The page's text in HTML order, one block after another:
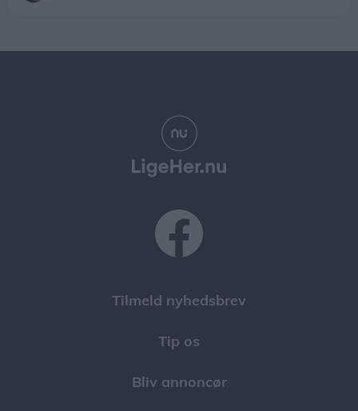
Tilmeld nyhedsbrev
Tip os
Bliv annoncør